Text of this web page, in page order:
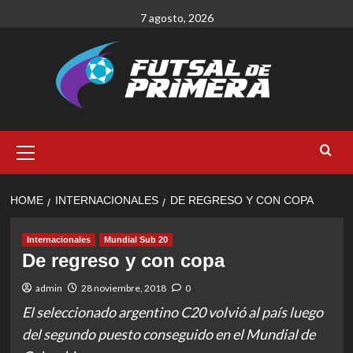
7 agosto, 2026
Menu
HOME INTERNACIONALES DE REGRESO Y CON COPA
Internacionales Mundial Sub 20
De regreso y con copa
admin 28 noviembre, 2018 0
El seleccionado argentino C20 volvió al país luego
del segundo puesto conseguido en el Mundial de